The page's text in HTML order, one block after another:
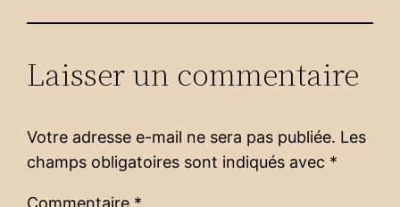
Laisser un commentaire
Votre adresse e-mail ne sera pas publiée. Les
champs obligatoires sont indiqués avec *
Commentaire *